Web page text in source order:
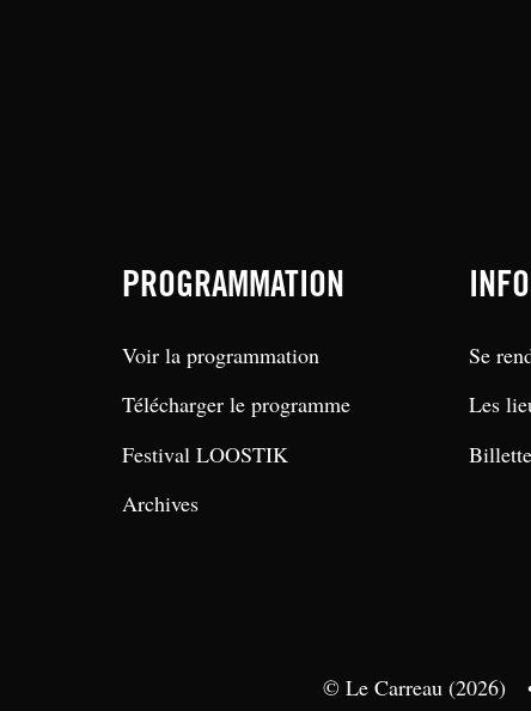
PROGRAMMATION
Voir la programmation
Télécharger le programme
Festival LOOSTIK
Archives
Se
Les
© Le Carreau (2026)